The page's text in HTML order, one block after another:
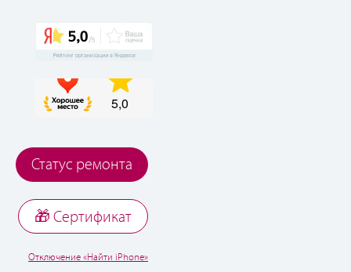
Статус ремонта
🎁 Cертификат
Отключение «Найти iPhone»